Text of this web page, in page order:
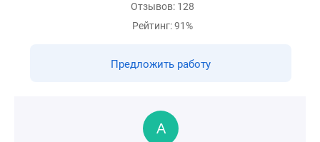
Отзывов: 128
Рейтинг: 91%
Предложить работу